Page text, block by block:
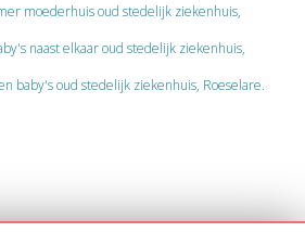
moederhuis oud stedelijk ziekenhuis,
naast elkaar oud stedelijk ziekenhuis,
baby's oud stedelijk ziekenhuis, Roeselare.